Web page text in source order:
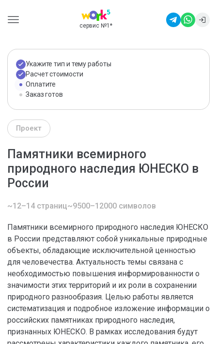
сервис №1 *
Укажите тип и тему работы
Расчет стоимости
Оплатите
Заказ готов
Проект
Памятники всемирного
природного наследия ЮНЕСКО в
России
~12–14 страниц~9500–12000 символов
Памятники всемирного природного наследия ЮНЕСКО
в России представляют собой уникальные природные
объекты, обладающие исключительной ценностью
для человечества. Актуальность темы связана с
необходимостью повышения информированности о
значимости этих территорий и их роли в сохранении
природного разнообразия. Целью работы является
систематизация и подробное изложение информации о
российских памятниках природного наследия,
признанных ЮНЕСКО. В рамках исследования будут